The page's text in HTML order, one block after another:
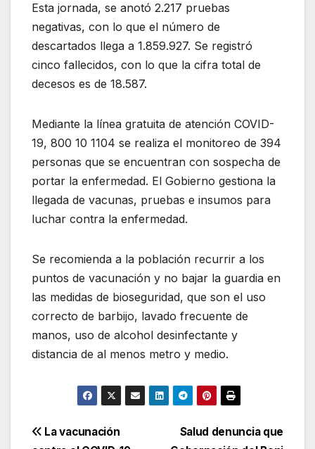
Esta jornada, se anotó 2.217 pruebas
negativas, con lo que el número de
descartados llega a 1.859.927. Se registró
cinco fallecidos, con lo que la cifra total de
decesos es de 18.587.
Mediante la línea gratuita de atención COVID-
19, 800 10 1104 se realiza el monitoreo de 394
personas que se encuentran con sospecha de
portar la enfermedad. El Gobierno gestiona la
llegada de vacunas, pruebas e insumos para
luchar contra la enfermedad.
Se recomienda a la población recurrir a los
puntos de vacunación y no bajar la guardia en
las medidas de bioseguridad, que son el uso
correcto de barbijo, lavado frecuente de
manos, uso de alcohol desinfectante y
distancia de al menos metro y medio.
Navegación
Salud denuncia que
La vacunación